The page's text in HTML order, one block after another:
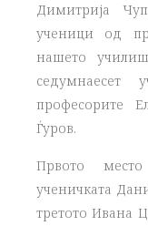
Димитрија
ученици од
нашето
седумнаесет
професорите
Ѓуров.
Првото
ученичката
третото Ивана